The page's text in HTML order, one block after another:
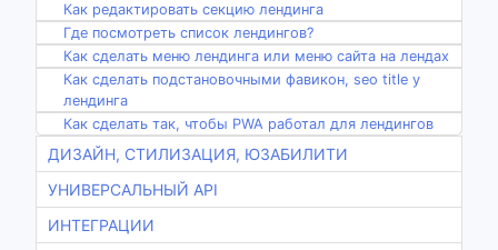
Как редактировать секцию лендинга
Где посмотреть список лендингов?
Как сделать меню лендинга или меню сайта на лендах
Как сделать подстановочными фавикон, seo title у
лендинга
Как сделать так, чтобы PWA работал для лендингов
ДИЗАЙН, СТИЛИЗАЦИЯ, ЮЗАБИЛИТИ
УНИВЕРСАЛЬНЫЙ API
ИНТЕГРАЦИИ